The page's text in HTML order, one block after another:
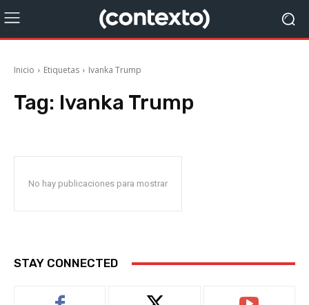
Inicio Etiquetas Ivanka Trump
Tag: Ivanka Trump
No hay publicaciones para mostrar
STAY CONNECTED